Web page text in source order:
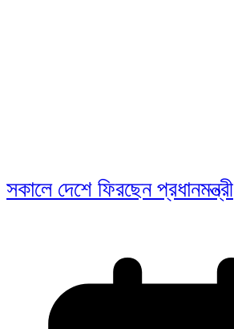
সকালে দেশে ফিরছেন প্রধানমন্ত্রী